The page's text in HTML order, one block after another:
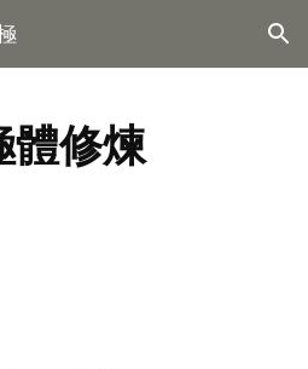
Skip to navigation
體修煉